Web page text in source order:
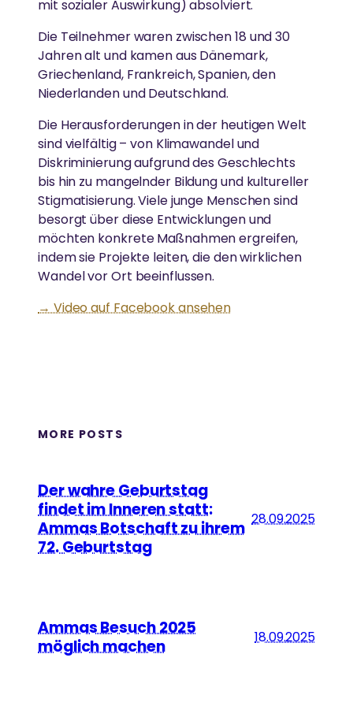
Die von Amma inspirierte Jugendbewegung fördert
GREENFRIENDS
Ammas Umweltinitiative wirkt in über 15 Ländern.
AMRITAPURI
Ammas Ashram in Südindien.
LÄNDLICHE ENTWICKLUNG
Armut beseitigen, Widerstandskraft stärken und
Kultur bewahren
GLEICHSTELLUNG DER GESCHLECHTER &
STÄRKUNG VON FRAUEN
Abbau von Barrieren für die soziale, emotionale und
wirtschaftliche Stärkung von Frauen
MEHR
Spenden
mit sozialer Auswirkung) absolviert.
Die Teilnehmer waren zwischen 18 und 30
Jahren alt und kamen aus Dänemark,
Griechenland, Frankreich, Spanien, den
Niederlanden und Deutschland.
Die Herausforderungen in der heutigen Welt
sind vielfältig – von Klimawandel und
Diskriminierung aufgrund des Geschlechts
bis hin zu mangelnder Bildung und kultureller
Stigmatisierung. Viele junge Menschen sind
besorgt über diese Entwicklungen und
möchten konkrete Maßnahmen ergreifen,
indem sie Projekte leiten, die den wirklichen
Wandel vor Ort beeinflussen.
→ Video auf Facebook ansehen
MORE POSTS
Der wahre Geburtstag
findet im Inneren statt:
Ammas Botschaft zu ihrem
72. Geburtstag
28.09.2025
Ammas Besuch 2025
möglich machen
18.09.2025